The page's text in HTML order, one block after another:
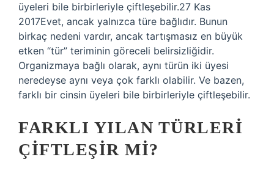
üyeleri bile birbirleriyle çiftleşebilir.27 Kas
2017Evet, ancak yalnızca türe bağlıdır. Bunun
birkaç nedeni vardır, ancak tartışmasız en büyük
etken “tür” teriminin göreceli belirsizliğidir.
Organizmaya bağlı olarak, aynı türün iki üyesi
neredeyse aynı veya çok farklı olabilir. Ve bazen,
farklı bir cinsin üyeleri bile birbirleriyle çiftleşebilir.
FARKLI YILAN TÜRLERI
ÇIFTLEŞIR MI?